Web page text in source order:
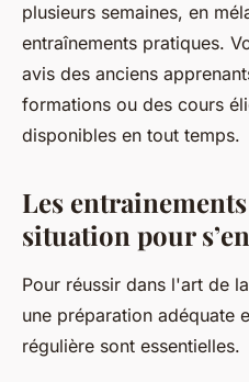
plusieurs semaines, en
entraînements pratiques.
avis des anciens
formations ou des cours
disponibles en tout temps.
Les
situation pour
Pour réussir dans l'art de
une préparation adéquate
régulière sont essentielles.